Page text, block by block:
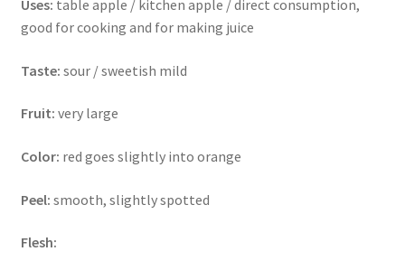
Uses: table apple / kitchen apple / direct consumption,
good for cooking and for making juice
Taste: sour / sweetish mild
Fruit: very large
Color: red goes slightly into orange
Peel: smooth, slightly spotted
Flesh: